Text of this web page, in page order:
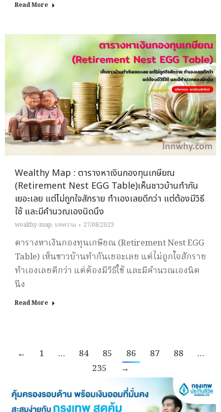
Read More
Wealthy Map : ตารางหาเงินกองทุนเกษียณ
(Retirement Nest EGG Table)เห็นชาวบ้านทำกัน
เยอะเลย แต่ไม่ถูกใจสักราย ทำเองเลยดีกว่า แต่ต้องมีวิธี
ใช้ และมีคำนวณเองนิดนึง
wealthy-map, บทความ 27/08/2023
ตารางหาเงินกองทุนเกษียณ (Retirement Nest EGG
Table) เห็นชาวบ้านทำกันเยอะเลย แต่ไม่ถูกใจสักราย
ทำเองเลยดีกว่า แต่ต้องมีวิธีใช้ และมีคำนวณเองนิด
นึง
Read More
← 1 … 84 85 86 87 88
…
235
→